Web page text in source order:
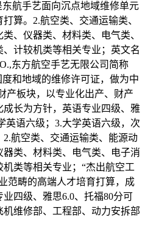
航手艺面向沉点地域维修单元
算。2.航空类、交通运输类、
、仪器类、材料类、电气类、
计较机类等相关专业；英文名
东方航空手艺无限公司简称
和地域的维修许可证，做为中
产板块，以专业化出产、财产
长为方针，英语专业四级、雅
英语六级；3.大学英语六级，次
航空类、交通运输类、能源动
类、材料类、电气类、电子消
类等相关专业；“杰出航空工
范畴的高端人才培育打算，成
业四级、雅思6.0、托福80分可
维修部、工程部、动力安拆部